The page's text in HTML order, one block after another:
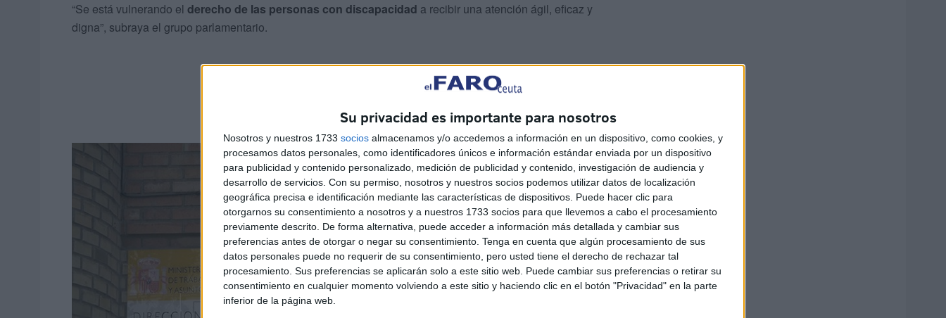
Su privacidad es importante para nosotros
Nosotros y nuestros 1733 socios almacenamos y/o accedemos a información en un dispositivo, como cookies, y
procesamos datos personales, como identificadores únicos e información estándar enviada por un dispositivo
para publicidad y contenido personalizado, medición de publicidad y contenido, investigación de audiencia y
desarrollo de servicios. Con su permiso, nosotros y nuestros socios podemos utilizar datos de localización
geográfica precisa e identificación mediante las características de dispositivos. Puede hacer clic para
otorgarnos su consentimiento a nosotros y a nuestros 1733 socios para que llevemos a cabo el procesamiento
previamente descrito. De forma alternativa, puede acceder a información más detallada y cambiar sus
preferencias antes de otorgar o negar su consentimiento. Tenga en cuenta que algún procesamiento de sus
datos personales puede no requerir de su consentimiento, pero usted tiene el derecho de rechazar tal
procesamiento. Sus preferencias se aplicarán solo a este sitio web. Puede cambiar sus preferencias o retirar su
consentimiento en cualquier momento volviendo a este sitio y haciendo clic en el botón "Privacidad" en la parte
inferior de la página web.
“Se está vulnerando el derecho de las personas con discapacidad a recibir una atención ágil, eficaz y
digna”, subraya el grupo parlamentario.